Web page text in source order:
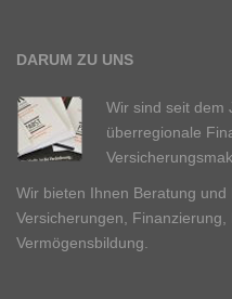
DARUM ZU UNS
Wir sind seit dem
überregionale
Wir bieten Ihnen Beratung
Versicherungen, Finanzierung,
Vermögensbildung.